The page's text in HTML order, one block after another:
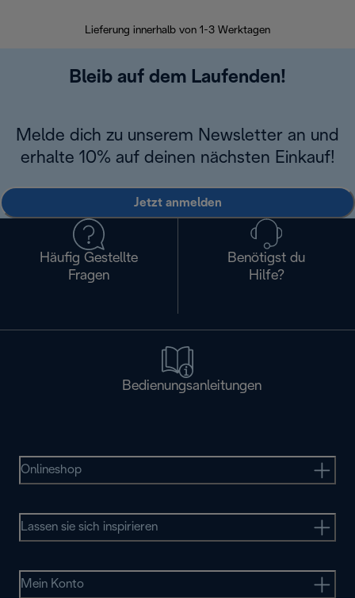
Lieferung innerhalb von 1-3 Werktagen
Bleib auf dem Laufenden!
Melde dich zu unserem Newsletter an und
erhalte 10% auf deinen nächsten Einkauf!
Jetzt anmelden
Häufig Gestellte
Fragen
Benötigst du
Hilfe?
Bedienungsanleitungen
Onlineshop
Lassen sie sich inspirieren
Mein Konto